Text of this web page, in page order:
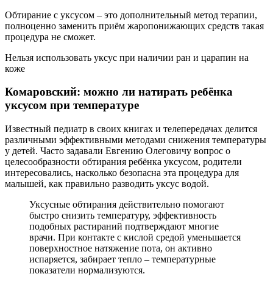
Обтирание с уксусом – это дополнительный метод терапии,
полноценно заменить приём жаропонижающих средств такая
процедура не сможет.
Нельзя использовать уксус при наличии ран и царапин на
коже
Комаровский: можно ли натирать ребёнка
уксусом при температуре
Известный педиатр в своих книгах и телепередачах делится
различными эффективными методами снижения температуры
у детей. Часто задавали Евгению Олеговичу вопрос о
целесообразности обтирания ребёнка уксусом, родители
интересовались, насколько безопасна эта процедура для
малышей, как правильно разводить уксус водой.
Уксусные обтирания действительно помогают
быстро снизить температуру, эффективность
подобных растираний подтверждают многие
врачи. При контакте с кислой средой уменьшается
поверхностное натяжение пота, он активно
испаряется, забирает тепло – температурные
показатели нормализуются.